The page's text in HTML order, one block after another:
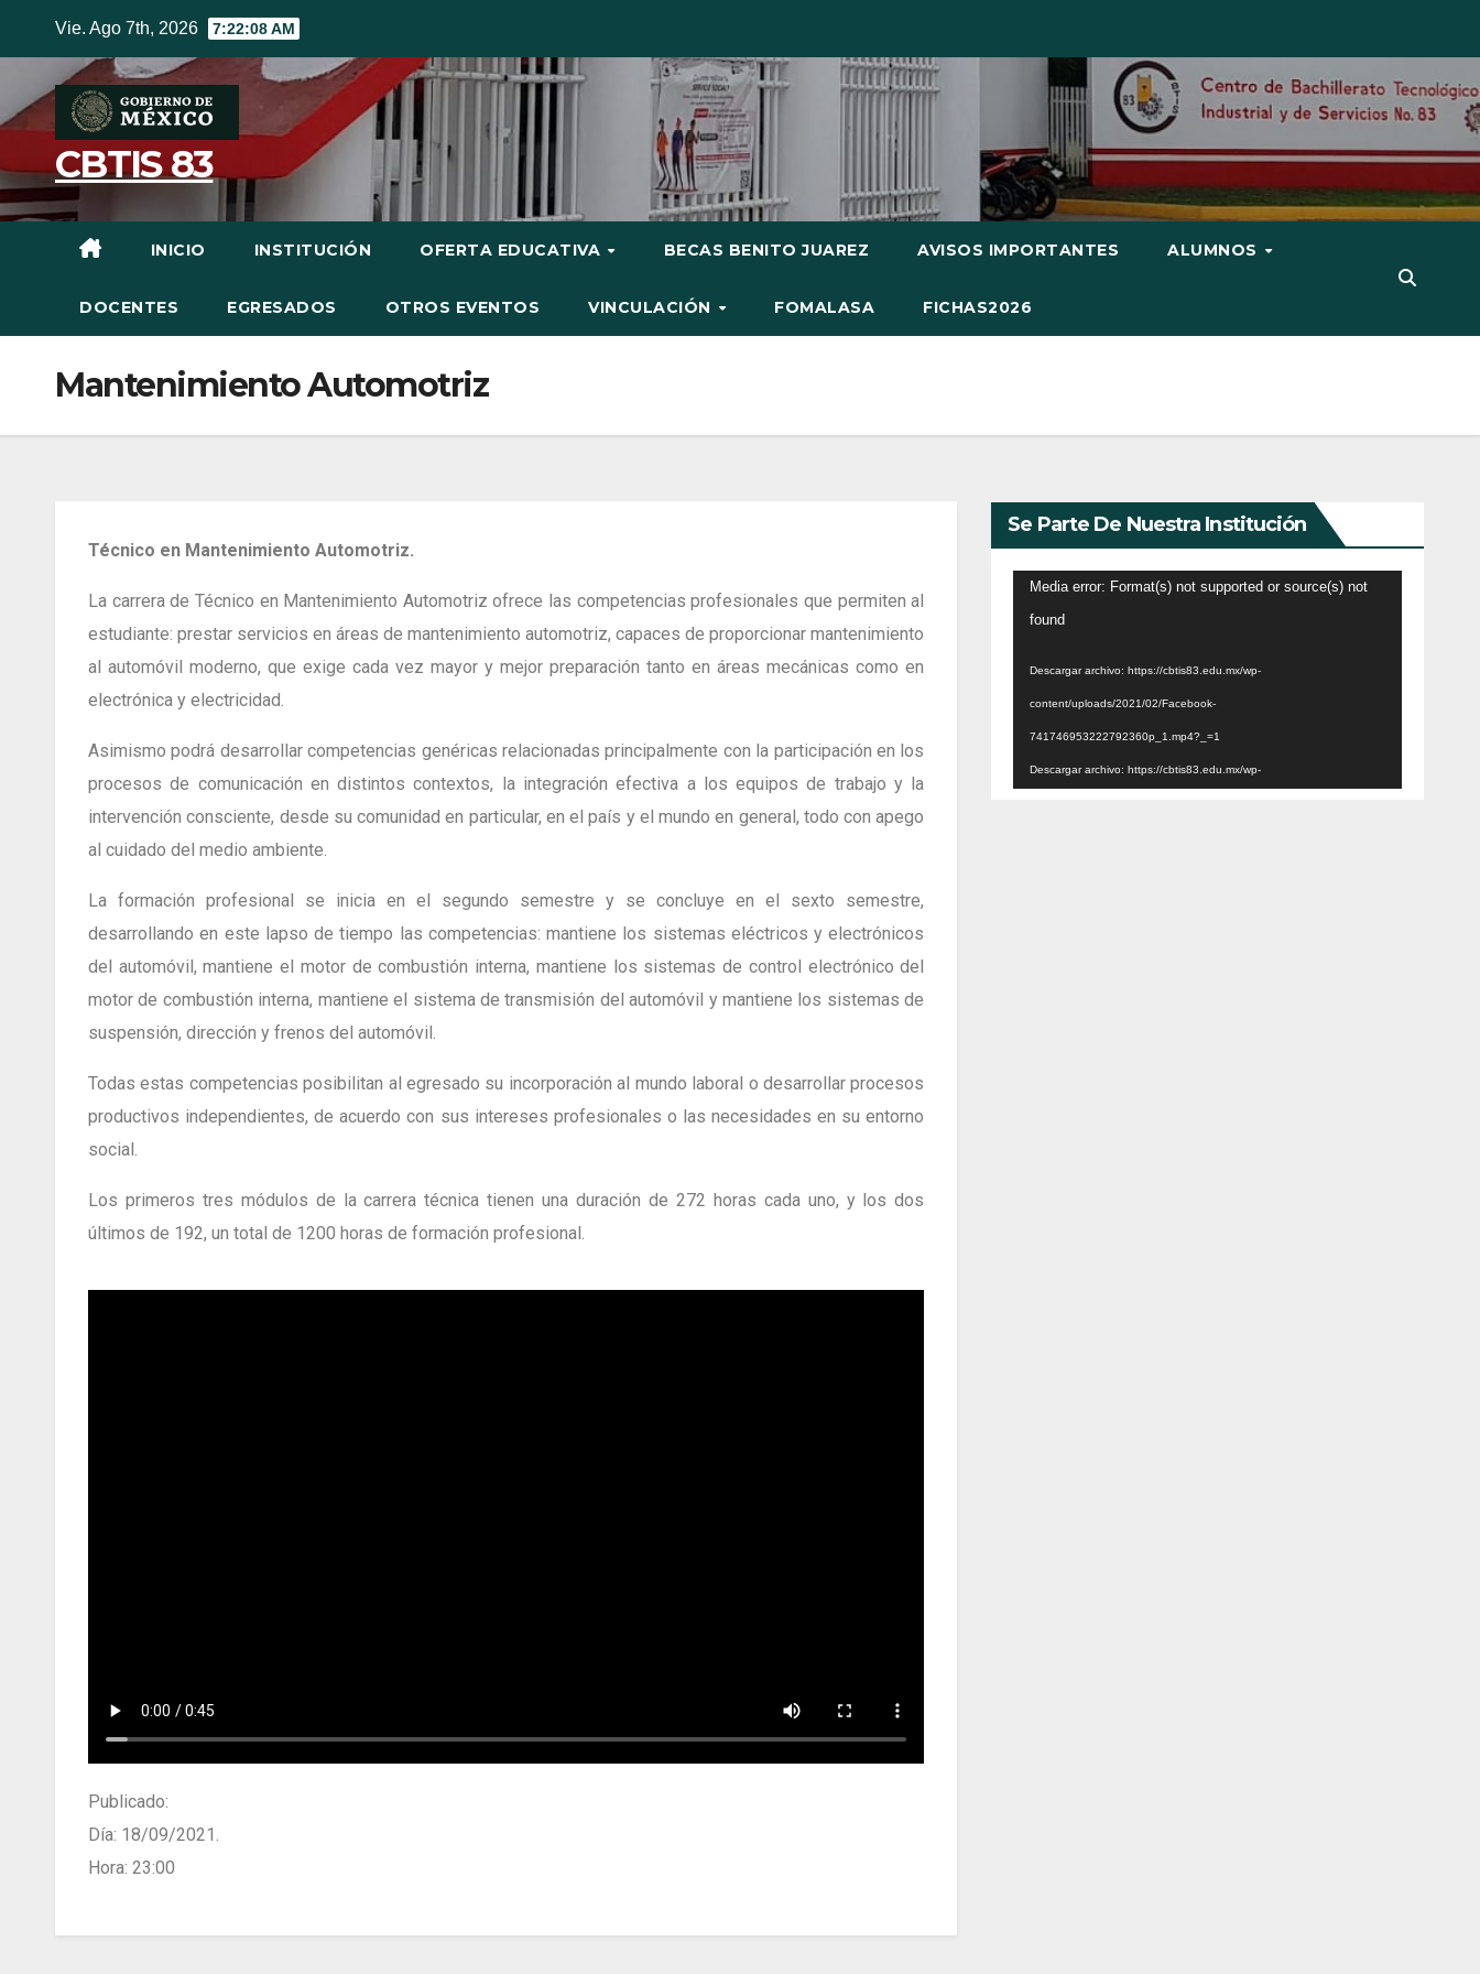
Vie. Ago 7th, 2026 7:22:09 AM
CBTIS 83
INICIO INSTITUCIÓN OFERTA EDUCATIVA BECAS BENITO JUAREZ AVISOS IMPORTANTES ALUMNOS
DOCENTES EGRESADOS OTROS EVENTOS VINCULACIÓN FOMALASA FICHAS2026
Mantenimiento Automotriz
Técnico en Mantenimiento Automotriz.
La carrera de Técnico en Mantenimiento Automotriz ofrece las competencias profesionales que permiten al
estudiante: prestar servicios en áreas de mantenimiento automotriz, capaces de proporcionar mantenimiento
al automóvil moderno, que exige cada vez mayor y mejor preparación tanto en áreas mecánicas como en
electrónica y electricidad.
Asimismo podrá desarrollar competencias genéricas relacionadas principalmente con la participación en los
procesos de comunicación en distintos contextos, la integración efectiva a los equipos de trabajo y la
intervención consciente, desde su comunidad en particular, en el país y el mundo en general, todo con apego
al cuidado del medio ambiente.
La formación profesional se inicia en el segundo semestre y se concluye en el sexto semestre,
desarrollando en este lapso de tiempo las competencias: mantiene los sistemas eléctricos y electrónicos
del automóvil, mantiene el motor de combustión interna, mantiene los sistemas de control electrónico del
motor de combustión interna, mantiene el sistema de transmisión del automóvil y mantiene los sistemas de
suspensión, dirección y frenos del automóvil.
Todas estas competencias posibilitan al egresado su incorporación al mundo laboral o desarrollar procesos
productivos independientes, de acuerdo con sus intereses profesionales o las necesidades en su entorno
social.
Los primeros tres módulos de la carrera técnica tienen una duración de 272 horas cada uno, y los dos
últimos de 192, un total de 1200 horas de formación profesional.
Publicado:
Día: 18/09/2021.
Hora: 23:00
Se Parte De Nuestra Institución
Reproductor
de
Media error: Format(s) not supported or source(s) not
found
Descargar archivo: https://cbtis83.edu.mx/wp-
content/uploads/2021/02/Facebook-
741746953222792360p_1.mp4?_=1
Descargar archivo: https://cbtis83.edu.mx/wp-